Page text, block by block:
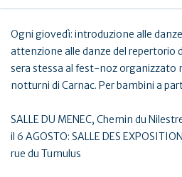
Ogni giovedì: introduzione alle
attenzione alle danze del repertorio
sera stessa al fest-noz organizzato
notturni di Carnac. Per bambini a
SALLE DU MENEC, Chemin du
il 6 AGOSTO: SALLE DES
rue du Tumulus